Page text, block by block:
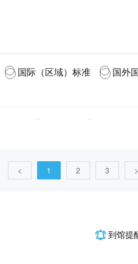
国际（区域）标准 国外
作废(2)
< 1 2 3 >
到馆提